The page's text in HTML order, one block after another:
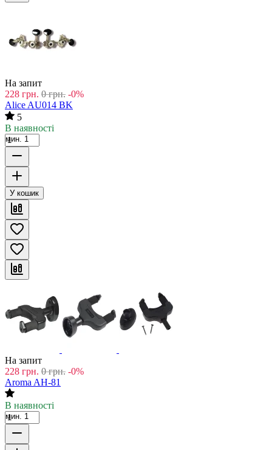
На запит
228 грн. 0 грн. -0%
Alice AU014 BK
5
В наявності
мин. 1
У кошик
На запит
228 грн. 0 грн. -0%
Aroma AH-81
В наявності
мин. 1